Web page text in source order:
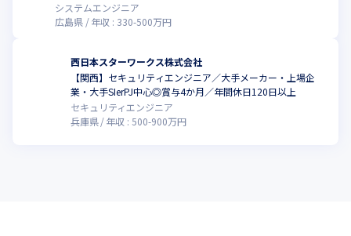
システムエンジニア
広島県
年収 : 330-500万円
西日本スターワークス株式会社
【関西】セキュリティエンジニア／大手メーカー・上場企
業・大手SIerPJ中心◎賞与4か月／年間休日120日以上
セキュリティエンジニア
兵庫県
年収 :500-900万円